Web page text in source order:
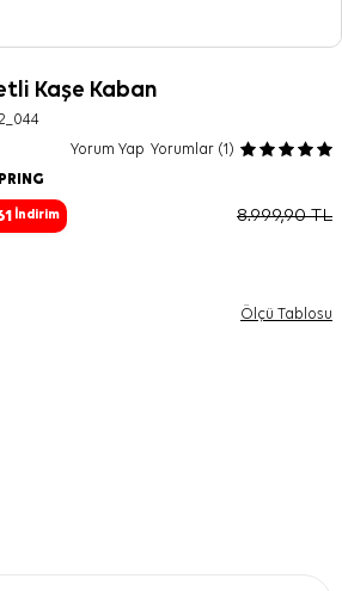
Kaşe Kaban
Yorum Yap Yorumlar (1)
İndirim 8.999,90TL
Ölçü Tablosu